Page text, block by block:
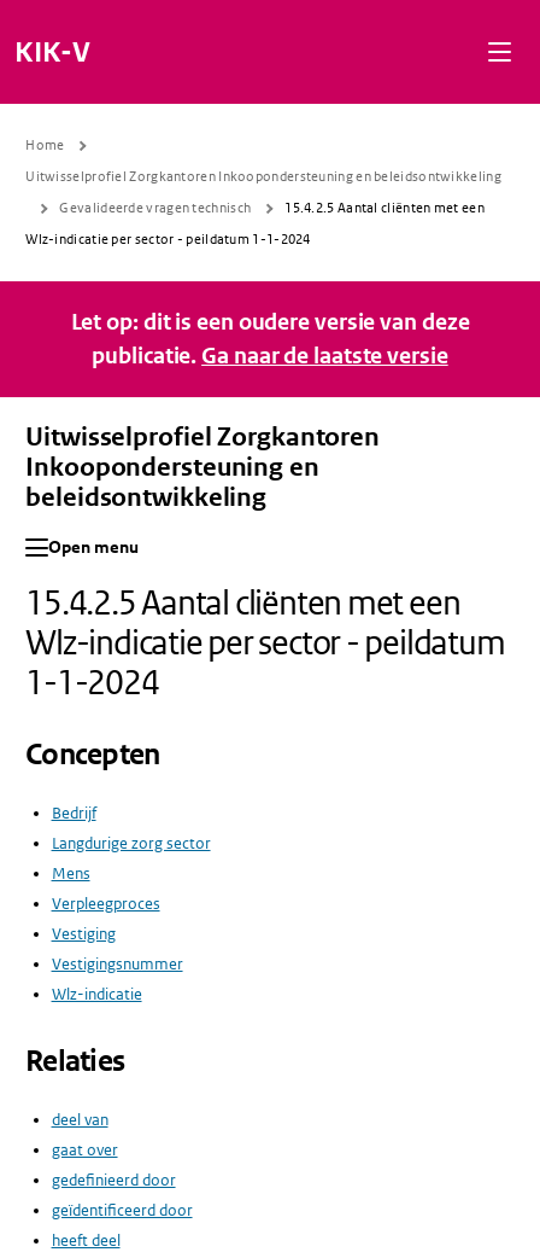
KIK-V
Home
Uitwisselprofiel Zorgkantoren Inkoopondersteuning en beleidsontwikkeling
Gevalideerde vragen technisch
15.4.2.5 Aantal cliënten met een
Wlz-indicatie per sector - peildatum 1-1-2024
Let op: dit is een oudere versie van deze
publicatie. Ga naar de laatste versie
Uitwisselprofiel Zorgkantoren
Inkoopondersteuning en
beleidsontwikkeling
Open menu
15.4.2.5 Aantal cliënten met een
Wlz-indicatie per sector - peildatum
1-1-2024
Concepten
Bedrijf
Langdurige zorg sector
Mens
Verpleegproces
Vestiging
Vestigingsnummer
Wlz-indicatie
Relaties
deel van
gaat over
gedefinieerd door
geïdentificeerd door
heeft deel